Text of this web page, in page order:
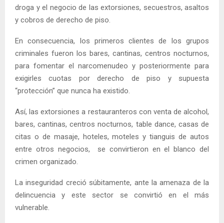
droga y el negocio de las extorsiones, secuestros, asaltos
y cobros de derecho de piso.
En consecuencia, los primeros clientes de los grupos
criminales fueron los bares, cantinas, centros nocturnos,
para fomentar el narcomenudeo y posteriormente para
exigirles cuotas por derecho de piso y supuesta
“protección” que nunca ha existido.
Así, las extorsiones a restauranteros con venta de alcohol,
bares, cantinas, centros nocturnos, table dance, casas de
citas o de masaje, hoteles, moteles y tianguis de autos
entre otros negocios, se convirtieron en el blanco del
crimen organizado.
La inseguridad creció súbitamente, ante la amenaza de la
delincuencia y este sector se convirtió en el más
vulnerable.